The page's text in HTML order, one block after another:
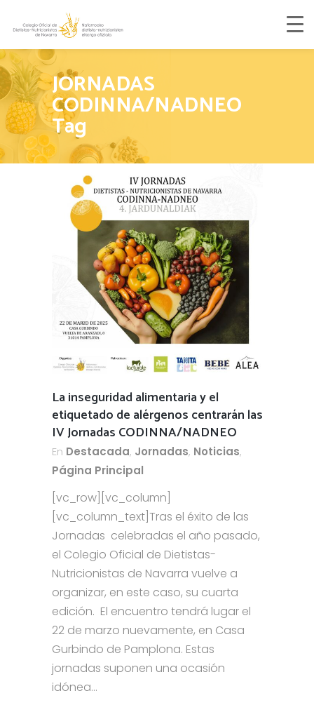
JORNADAS
CODINNA/NADNEO
Tag
La inseguridad alimentaria y el
etiquetado de alérgenos centrarán las
IV Jornadas CODINNA/NADNEO
En Destacada, Jornadas, Noticias,
Página Principal
[vc_row][vc_column]
[vc_column_text]Tras el éxito de las
Jornadas celebradas el año pasado,
el Colegio Oficial de Dietistas-
Nutricionistas de Navarra vuelve a
organizar, en este caso, su cuarta
edición. El encuentro tendrá lugar el
22 de marzo nuevamente, en Casa
Gurbindo de Pamplona. Estas
jornadas suponen una ocasión
idónea...